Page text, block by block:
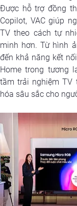
Được hỗ trợ đồng
Copilot, VAC giúp
TV theo cách tự
minh hơn. Từ hình
đến khả năng kết
Home trong tương
tầm trải nghiệm TV
hóa sâu sắc cho